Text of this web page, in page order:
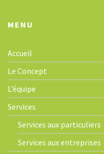
MENU
Accueil
Le Concept
L’équipe
Services
Services aux particuliers
Services aux entreprises